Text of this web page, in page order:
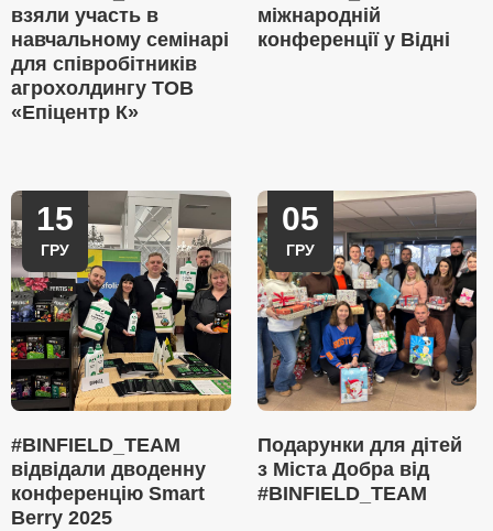
взяли участь в
навчальному семінарі
для співробітників
агрохолдингу ТОВ
«Епіцентр К»
міжнародній
конференції у Відні
15
ГРУ
#BINFIELD_TEAM
відвідали дводенну
конференцію Smart
Berry 2025
05
ГРУ
Подарунки для дітей
з Міста Добра від
#BINFIELD_TEAM